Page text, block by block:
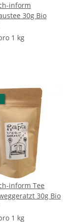
inform
30g Bio
1 kg
inform Tee
30g Bio
1 kg